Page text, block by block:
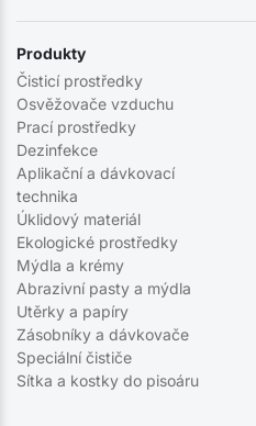
Produkty
Čisticí prostředky
Osvěžovače vzduchu
Prací prostředky
Dezinfekce
Aplikační a dávkovací
technika
Úklidový materiál
Ekologické prostředky
Mýdla a krémy
Abrazivní pasty a mýdla
Utěrky a papíry
Zásobníky a dávkovače
Speciální čističe
Sítka a kostky do pisoáru